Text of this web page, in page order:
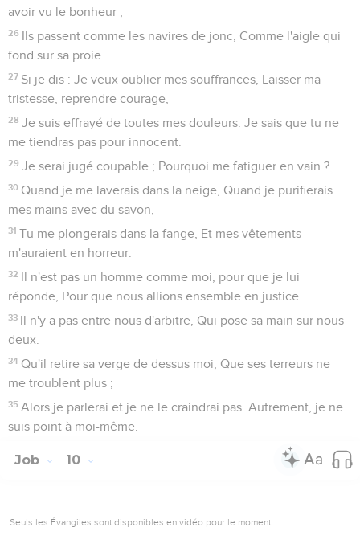
avoir vu le bonheur ;
26 Ils passent comme les navires de jonc, Comme l'aigle qui
fond sur sa proie.
27 Si je dis : Je veux oublier mes souffrances, Laisser ma
tristesse, reprendre courage,
28 Je suis effrayé de toutes mes douleurs. Je sais que tu ne
me tiendras pas pour innocent.
29 Je serai jugé coupable ; Pourquoi me fatiguer en vain ?
30 Quand je me laverais dans la neige, Quand je purifierais
mes mains avec du savon,
31 Tu me plongerais dans la fange, Et mes vêtements
m'auraient en horreur.
32 Il n'est pas un homme comme moi, pour que je lui
réponde, Pour que nous allions ensemble en justice.
33 Il n'y a pas entre nous d'arbitre, Qui pose sa main sur nous
deux.
34 Qu'il retire sa verge de dessus moi, Que ses terreurs ne
me troublent plus ;
35 Alors je parlerai et je ne le craindrai pas. Autrement, je ne
suis point à moi-même.
Job 10
Seuls les Évangiles sont disponibles en vidéo pour le moment.